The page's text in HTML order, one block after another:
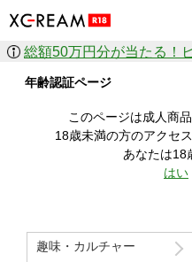
作品を探す
ジャンル
人気のセール中商品
すべての作品から探す
価格の安い順
年齢認証ページ
このページは成人商
18歳未満の方のアクセ
あなたは18
はい
趣味・カルチャー